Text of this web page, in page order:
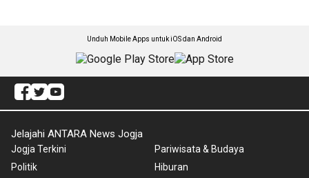
Unduh Mobile Apps untuk iOS dan Android
Jelajahi ANTARA News Jogja
Jogja Terkini
Politik
Pariwisata & Budaya
Hiburan